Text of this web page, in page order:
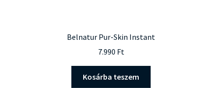
Belnatur Pur-Skin Instant
7.990 Ft
Kosárba teszem